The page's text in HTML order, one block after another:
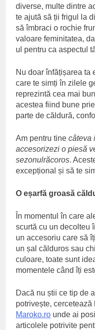
diverse, multe dintre
te ajută să ții frigul la
să îmbraci o rochie
valoare feminitatea,
ul pentru ca aspectul
Nu doar înfățișarea ta
care te simți în zilele
reprezintă cea mai
acestea fiind bune
parte de căldură,
Am pentru tine câteva
accesorizezi o piesă
sezonulrăcoros.
excepțional și să te
O eșarfă groasă
În momentul în care
scurtă cu un decolteu
un accesoriu care să
un șal călduros sau
culoare, toate sunt
momentele când îți
Dacă nu știi ce tip de
potrivește, cercetează
Maroko.ro unde ai
articolele potrivite